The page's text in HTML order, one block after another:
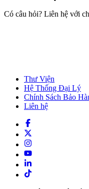
Có câu hỏi? Liên hệ với
Thư Viện
Hệ Thống Đại Lý
Chính Sách Bảo
Liên hệ